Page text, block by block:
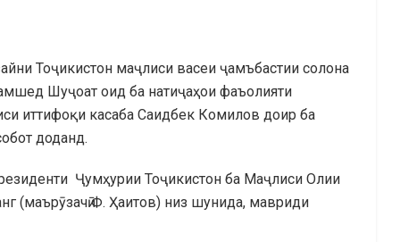
Тоҷикистон маҷлиси васеи ҷамъбастии солона
Шуҷоат оид ба натиҷаҳои фаъолияти
иттифоқи касаба Саидбек Комилов доир ба
доданд.
Ҷумҳурии Тоҷикистон ба Маҷлиси Олии
(маърӯзачӣ Ф. Ҳаитов) низ шунида, мавриди